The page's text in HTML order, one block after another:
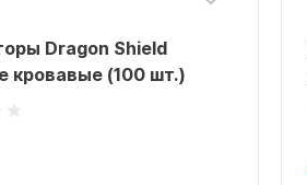
Dragon Shield
кровавые (100 шт.)